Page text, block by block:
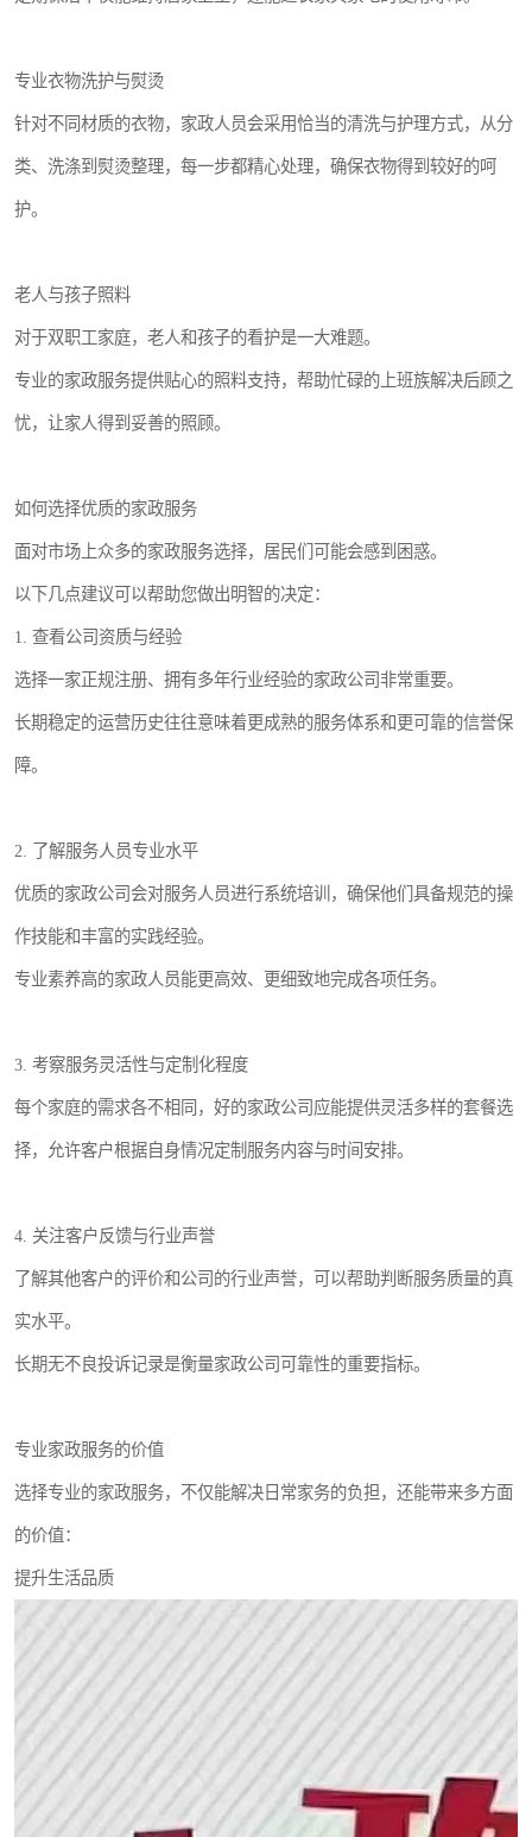
专业衣物洗护与熨烫
针对不同材质的衣物，家政人员会采用恰当的清洗与护理方式，从分
类、洗涤到熨烫整理，每一步都精心处理，确保衣物得到较好的呵
护。
老人与孩子照料
对于双职工家庭，老人和孩子的看护是一大难题。
专业的家政服务提供贴心的照料支持，帮助忙碌的上班族解决后顾之
忧，让家人得到妥善的照顾。
如何选择优质的家政服务
面对市场上众多的家政服务选择，居民们可能会感到困惑。
以下几点建议可以帮助您做出明智的决定：
1. 查看公司资质与经验
选择一家正规注册、拥有多年行业经验的家政公司非常重要。
长期稳定的运营历史往往意味着更成熟的服务体系和更可靠的信誉保
障。
2. 了解服务人员专业水平
优质的家政公司会对服务人员进行系统培训，确保他们具备规范的操
作技能和丰富的实践经验。
专业素养高的家政人员能更高效、更细致地完成各项任务。
3. 考察服务灵活性与定制化程度
每个家庭的需求各不相同，好的家政公司应能提供灵活多样的套餐选
择，允许客户根据自身情况定制服务内容与时间安排。
4. 关注客户反馈与行业声誉
了解其他客户的评价和公司的行业声誉，可以帮助判断服务质量的真
实水平。
长期无不良投诉记录是衡量家政公司可靠性的重要指标。
专业家政服务的价值
选择专业的家政服务，不仅能解决日常家务的负担，还能带来多方面
的价值：
提升生活品质